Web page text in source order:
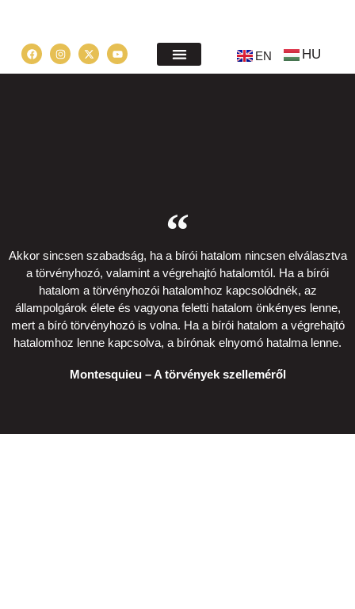
EN HU
Akkor sincsen szabadság, ha a bírói hatalom nincsen elválasztva
a törvényhozó, valamint a végrehajtó hatalomtól. Ha a bírói
hatalom a törvényhozói hatalomhoz kapcsolódnék, az
állampolgárok élete és vagyona feletti hatalom önkényes lenne,
mert a bíró törvényhozó is volna. Ha a bírói hatalom a végrehajtó
hatalomhoz lenne kapcsolva, a bírónak elnyomó hatalma lenne.
Montesquieu – A törvények szelleméről